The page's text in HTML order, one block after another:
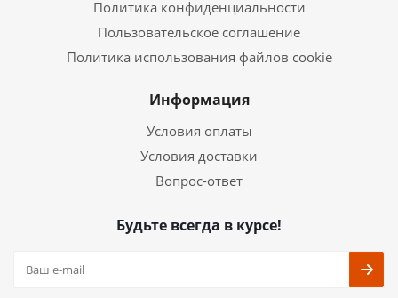
Политика конфиденциальности
Пользовательское соглашение
Политика использования файлов cookie
Информация
Условия оплаты
Условия доставки
Вопрос-ответ
Будьте всегда в курсе!